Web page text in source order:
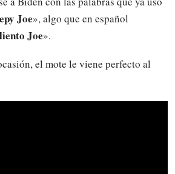
Joe», algo que en español
Joe».
el mote le viene perfecto al